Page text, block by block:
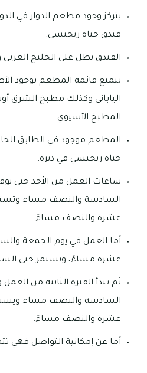
يتركز وجود مطعم الدوار في
فندق حياة ريجنسي.
الفندق يطل على الخليج العربي
تتمتع قائمة المطعم بوجود
الياباني وكذلك مطبخ الشرق
المطبخ الآسيوي
المطعم موجود في الطابق
حياة ريجنسي في ديرة.
ساعات العمل من الأحد حتى
السادسة والنصف مساء
عشرة والنصف مساءً.
أما العمل في يوم الجمعة
عشرة مساءً، ويستمر حتى
ثم تبدأ الفترة الثانية من
السادسة والنصف مساء
عشرة والنصف مساءً.
أما عن إمكانية التواصل فهي تتم على